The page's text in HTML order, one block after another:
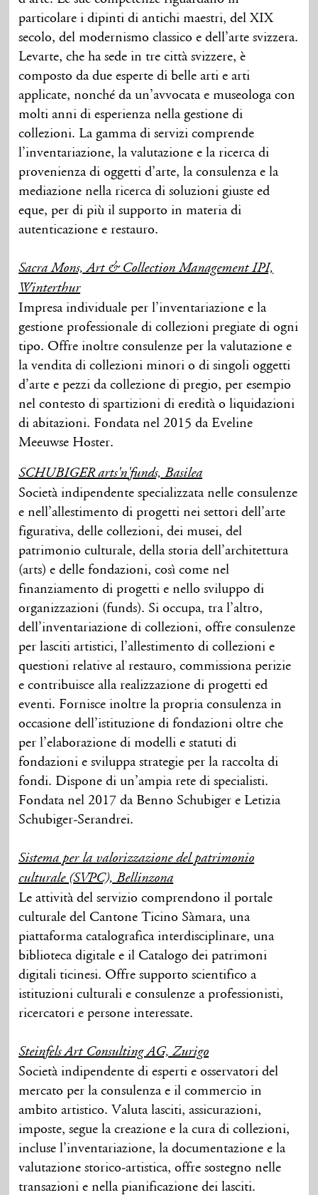
particolare i dipinti di antichi maestri, del XIX
secolo, del modernismo classico e dell’arte svizzera.
Levarte, che ha sede in tre città svizzere, è
composto da due esperte di belle arti e arti
applicate, nonché da un’avvocata e museologa con
molti anni di esperienza nella gestione di
collezioni. La gamma di servizi comprende
l’inventariazione, la valutazione e la ricerca di
provenienza di oggetti d’arte, la consulenza e la
mediazione nella ricerca di soluzioni giuste ed
eque, per di più il supporto in materia di
autenticazione e restauro.
Sacra Mons, Art & Collection Management IPI,
Winterthur
Impresa individuale per l’inventariazione e la
gestione professionale di collezioni pregiate di ogni
tipo. Offre inoltre consulenze per la valutazione e
la vendita di collezioni minori o di singoli oggetti
d’arte e pezzi da collezione di pregio, per esempio
nel contesto di spartizioni di eredità o liquidazioni
di abitazioni. Fondata nel 2015 da Eveline
Meeuwse Hoster.
SCHUBIGER arts'n'funds, Basilea
Società indipendente specializzata nelle consulenze
e nell’allestimento di progetti nei settori dell’arte
figurativa, delle collezioni, dei musei, del
patrimonio culturale, della storia dell’architettura
(arts) e delle fondazioni, così come nel
finanziamento di progetti e nello sviluppo di
organizzazioni (funds). Si occupa, tra l’altro,
dell’inventariazione di collezioni, offre consulenze
per lasciti artistici, l’allestimento di collezioni e
questioni relative al restauro, commissiona perizie
e contribuisce alla realizzazione di progetti ed
eventi. Fornisce inoltre la propria consulenza in
occasione dell’istituzione di fondazioni oltre che
per l’elaborazione di modelli e statuti di
fondazioni e sviluppa strategie per la raccolta di
fondi. Dispone di un’ampia rete di specialisti.
Fondata nel 2017 da Benno Schubiger e Letizia
Schubiger-Serandrei.
Sistema per la valorizzazione del patrimonio
culturale (SVPC), Bellinzona
Le attività del servizio comprendono il portale
culturale del Cantone Ticino Sàmara, una
piattaforma catalografica interdisciplinare, una
biblioteca digitale e il Catalogo dei patrimoni
digitali ticinesi. Offre supporto scientifico a
istituzioni culturali e consulenze a professionisti,
ricercatori e persone interessate.
Steinfels Art Consulting AG, Zurigo
Società indipendente di esperti e osservatori del
mercato per la consulenza e il commercio in
ambito artistico. Valuta lasciti, assicurazioni,
imposte, segue la creazione e la cura di collezioni,
incluse l’inventariazione, la documentazione e la
valutazione storico-artistica, offre sostegno nelle
transazioni e nella pianificazione dei lasciti.